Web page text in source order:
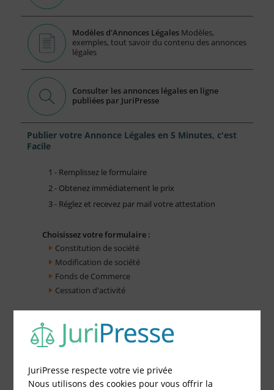
Modèles d'Annonces Légales Modèles,
exemples, tout savoir du contenu des annonces
légales
Consulter les annonces légales en ligne
publiées par JuriPresse
Publier votre Annonce Légales en 5 Minutes, c'est
Facile
1 - Remplissez le formulaire
2 - Obtenez immédiatement le prix
3 - Réglez et recevez par mail votre attestation
Choisissez votre formulaire :
Constitution de société
Modification de société
Fonds de Commerce
Cessation d'activité
JuriPresse respecte votre vie privée
Nous utilisons des cookies pour vous offrir la